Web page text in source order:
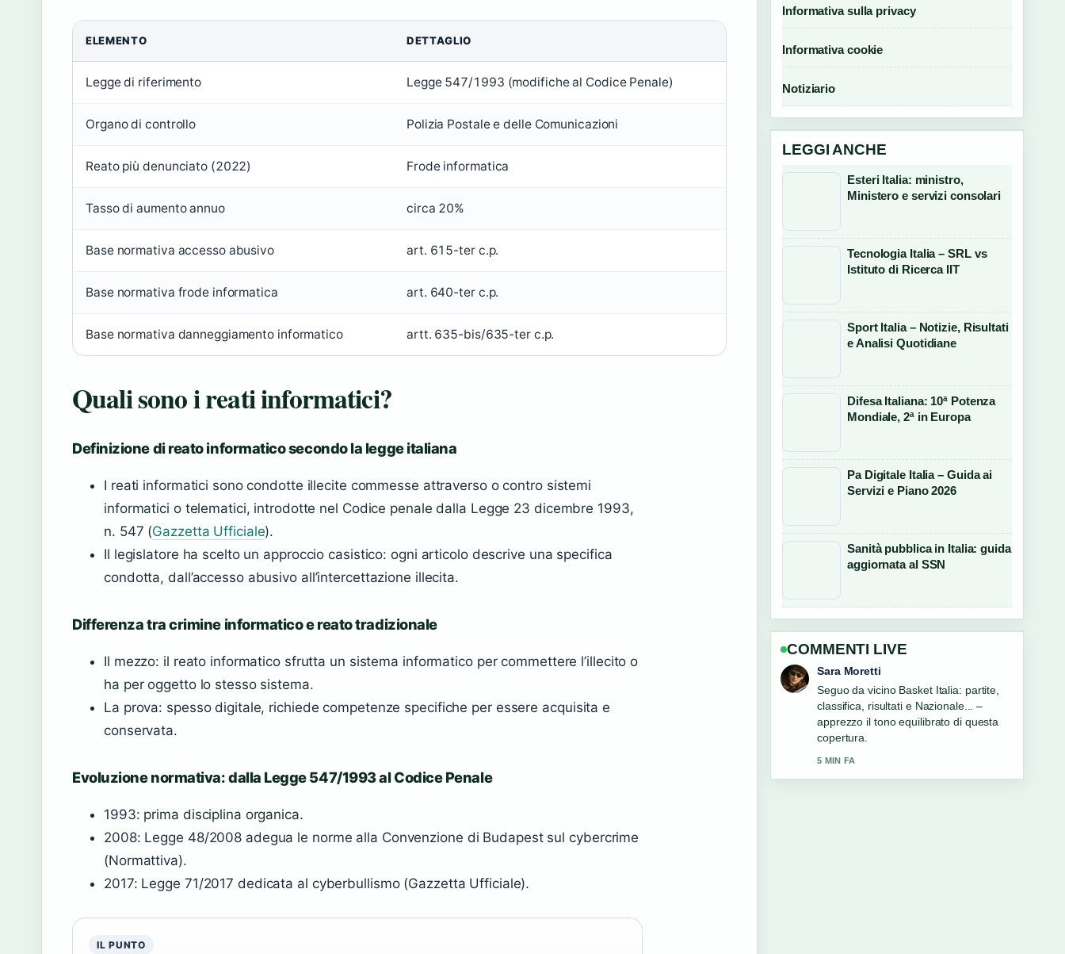
ELEMENTO DETTAGLIO
Legge di riferimento Legge 547/1993 (modifiche al Codice Penale)
Organo di controllo Polizia Postale e delle Comunicazioni
Reato più denunciato (2022) Frode informatica
Tasso di aumento annuo circa 20%
Base normativa accesso abusivo art. 615-ter c.p.
Base normativa frode informatica art. 640-ter c.p.
Base normativa danneggiamento informatico artt. 635-bis/635-ter c.p.
Quali sono i reati informatici?
Definizione di reato informatico secondo la legge italiana
I reati informatici sono condotte illecite commesse attraverso o contro sistemi
informatici o telematici, introdotte nel Codice penale dalla Legge 23 dicembre 1993,
n. 547 (Gazzetta Ufficiale).
Il legislatore ha scelto un approccio casistico: ogni articolo descrive una specifica
condotta, dall’accesso abusivo all’intercettazione illecita.
Differenza tra crimine informatico e reato tradizionale
Il mezzo: il reato informatico sfrutta un sistema informatico per commettere l’illecito o
ha per oggetto lo stesso sistema.
La prova: spesso digitale, richiede competenze specifiche per essere acquisita e
conservata.
Evoluzione normativa: dalla Legge 547/1993 al Codice Penale
1993: prima disciplina organica.
2008: Legge 48/2008 adegua le norme alla Convenzione di Budapest sul cybercrime
(Normattiva).
2017: Legge 71/2017 dedicata al cyberbullismo (Gazzetta Ufficiale).
IL PUNTO
Informativa sulla privacy
Informativa cookie
Notiziario
LEGGI ANCHE
Esteri Italia: ministro,
Ministero e servizi consolari
Tecnologia Italia – SRL vs
Istituto di Ricerca IIT
Sport Italia – Notizie, Risultati
e Analisi Quotidiane
Difesa Italiana: 10ª Potenza
Mondiale, 2ª in Europa
Pa Digitale Italia – Guida ai
Servizi e Piano 2026
Sanità pubblica in Italia: guida
aggiornata al SSN
COMMENTI LIVE
Giulia Rossi
Contesto utile su Palermo Notizie:
Cronaca Oggi e Fonti Affidabili.... Per
favore continuate ad aggiornare questo
live.
7 MIN FA